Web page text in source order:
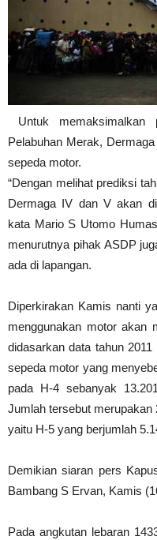
Untuk memaksimalkan
Pelabuhan Merak,
sepeda motor.
“Dengan melihat prediksi
Dermaga IV dan V akan
kata Mario S Utomo
menurutnya pihak ASDP
ada di lapangan.
Diperkirakan Kamis nanti
menggunakan motor akan
didasarkan data tahun
sepeda motor yang
pada H-4 sebanyak
Jumlah tersebut merupakan
yaitu H-5 yang berjumlah
Demikian siaran pers
Bambang S Ervan, Kamis
Pada angkutan lebaran